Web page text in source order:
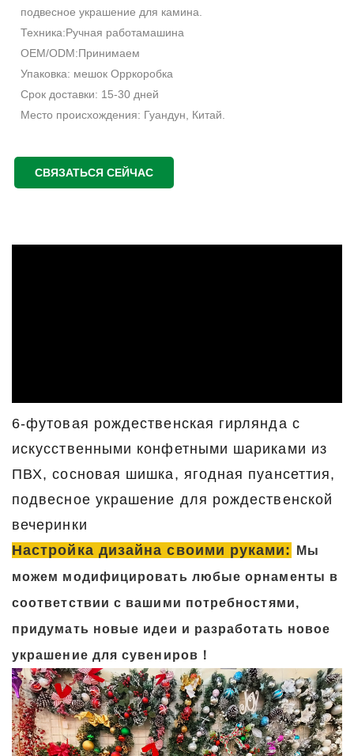
подвесное украшение для камина.
Техника:Ручная работамашина
OEM/ODM:Принимаем
Упаковка: мешок Oppкоробка
Срок доставки: 15-30 дней
Место происхождения: Гуандун, Китай.
СВЯЗАТЬСЯ СЕЙЧАС
6-футовая рождественская гирлянда с
искусственными конфетными шариками из
ПВХ, сосновая шишка, ягодная пуансеттия,
подвесное украшение для рождественской
вечеринки
Настройка дизайна своими руками:
Мы
можем модифицировать любые орнаменты в
соответствии с вашими потребностями,
придумать новые идеи и разработать новое
украшение для сувениров！